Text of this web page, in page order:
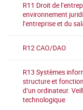
R11 Droit de
environnement
l’entreprise et du
R12 CAO/DAO
R13 Systèmes
structure et
d’un ordinateur.
technologique